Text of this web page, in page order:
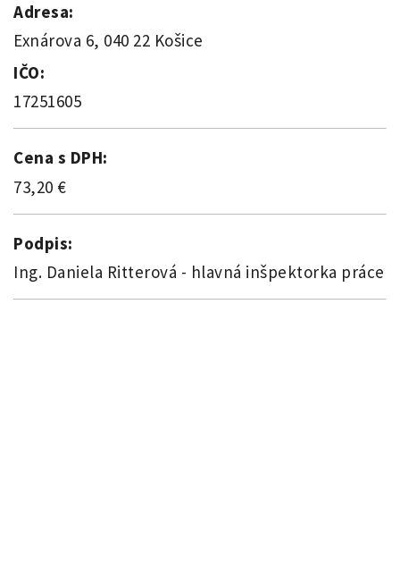
Adresa:
Exnárova 6, 040 22 Košice
IČO:
17251605
Cena s DPH:
73,20 €
Podpis:
Ing. Daniela Ritterová - hlavná inšpektorka práce